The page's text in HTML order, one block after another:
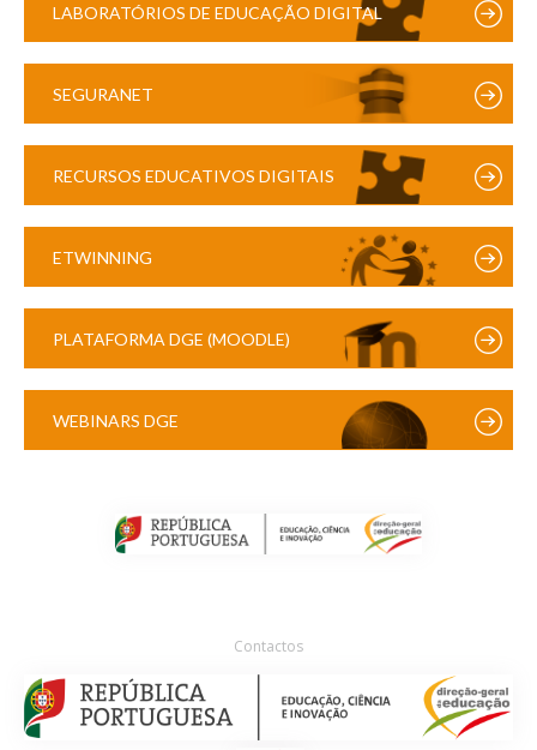
LABORATÓRIOS DE EDUCAÇÃO DIGITAL
SEGURANET
RECURSOS EDUCATIVOS DIGITAIS
ETWINNING
PLATAFORMA DGE (MOODLE)
WEBINARS DGE
Contactos